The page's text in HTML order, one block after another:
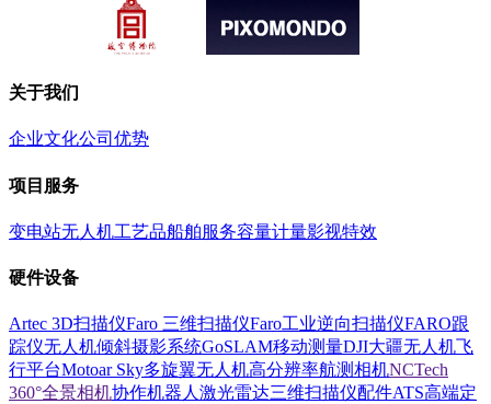
关于我们
企业文化公司优势
项目服务
变电站无人机工艺品船舶服务容量计量影视特效
硬件设备
Artec 3D扫描仪Faro 三维扫描仪Faro工业逆向扫描仪FARO跟
踪仪无人机倾斜摄影系统GoSLAM移动测量DJI大疆无人机飞
行平台Motoar Sky多旋翼无人机高分辨率航测相机NCTech
360°全景相机协作机器人 激光雷达三维扫描仪配件ATS高端定